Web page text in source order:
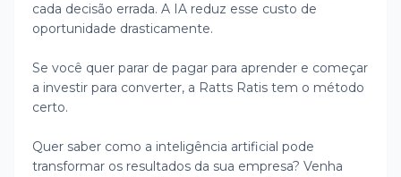
cada decisão errada. A IA reduz esse custo de
oportunidade drasticamente.
Se você quer parar de pagar para aprender e começar
a investir para converter, a Ratts Ratis tem o método
certo.
Quer saber como a inteligência artificial pode
transformar os resultados da sua empresa? Venha